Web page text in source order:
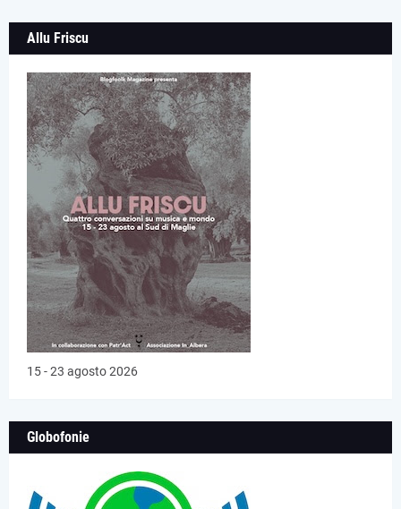
Allu Friscu
15 - 23 agosto 2026
Globofonie